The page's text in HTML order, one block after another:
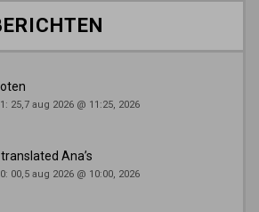
25,7 aug 2026 @ 11:25, 2026
Ana’s
00,5 aug 2026 @ 10:00, 2026